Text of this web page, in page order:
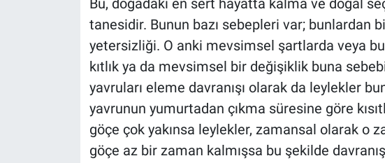
Bu, doğadaki en sert hayatta kalma ve doğal
tanesidir. Bunun bazı sebepleri var; bunlardan
yetersizliği. O anki mevsimsel şartlarda veya
kıtlık ya da mevsimsel bir değişiklik buna
yavruları eleme davranışı olarak da leylekler
yavrunun yumurtadan çıkma süresine göre
göçe çok yakınsa leylekler, zamansal olarak o
göçe az bir zaman kalmışsa bu şekilde